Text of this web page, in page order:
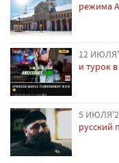
режима
12
и турок
5
русский